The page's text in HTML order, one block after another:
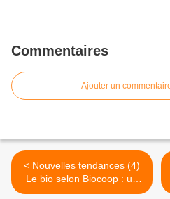
Commentaires
Ajouter un
< Nouvelles tendances (4)
Le bio selon Biocoop : un
leader qui milite